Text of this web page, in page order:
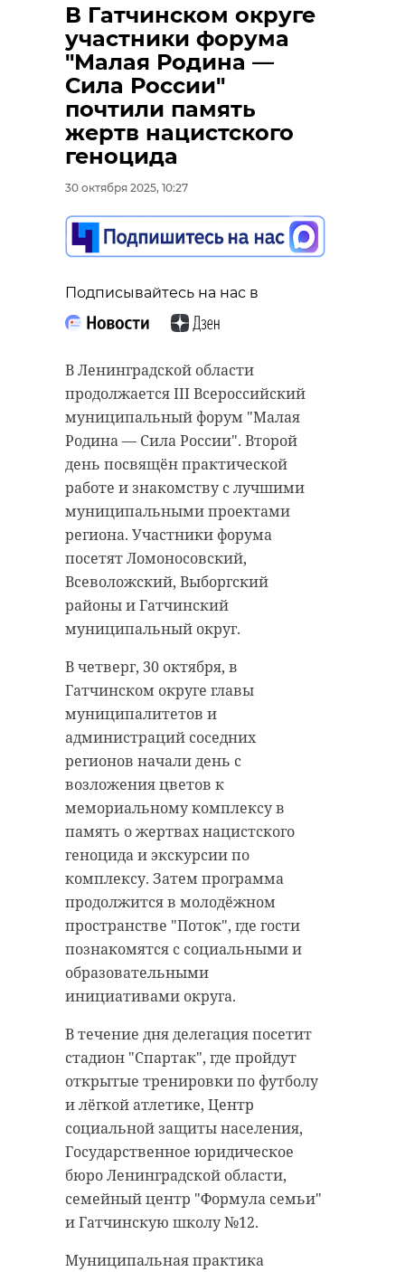
В Гатчинском округе
участники форума
"Малая Родина —
Сила России"
почтили память
жертв нацистского
геноцида
30 октября 2025, 10:27
Подписывайтесь на нас в
В Ленинградской области
продолжается III Всероссийский
муниципальный форум "Малая
Родина — Сила России". Второй
день посвящён практической
работе и знакомству с лучшими
муниципальными проектами
региона. Участники форума
посетят Ломоносовский,
Всеволожский, Выборгский
районы и Гатчинский
муниципальный округ.
В четверг, 30 октября, в
Гатчинском округе главы
муниципалитетов и
администраций соседних
регионов начали день с
возложения цветов к
мемориальному комплексу в
память о жертвах нацистского
геноцида и экскурсии по
комплексу. Затем программа
продолжится в молодёжном
пространстве "Поток", где гости
познакомятся с социальными и
образовательными
инициативами округа.
В течение дня делегация посетит
стадион "Спартак", где пройдут
открытые тренировки по футболу
и лёгкой атлетике, Центр
социальной защиты населения,
Государственное юридическое
бюро Ленинградской области,
семейный центр "Формула семьи"
и Гатчинскую школу №12.
Муниципальная практика